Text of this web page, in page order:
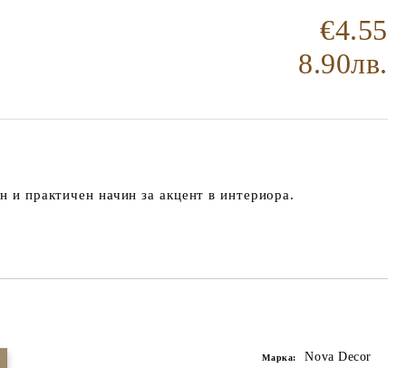
€4.55
8.90лв.
и практичен начин за акцент в интериора.
Марка: Nova Decor